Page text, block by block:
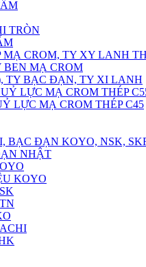
TRÒN
CROM, TY XY LANH
BEN MẠ CROM
TY BẠC ĐẠN, TY XI LANH
LỰC MẠ CROM THÉP
LỰC MẠ CROM THÉP C45
BẠC ĐẠN KOYO, NSK,
NHẬT
KOYO